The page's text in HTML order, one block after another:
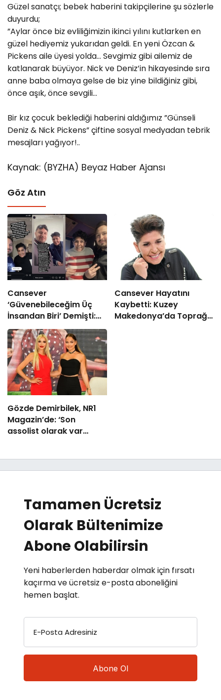
Güzel sanatçı; bebek haberini takipçilerine şu sözlerle
duyurdu;
”Aylar önce biz evliliğimizin ikinci yılını kutlarken en
güzel hediyemiz yukarıdan geldi. En yeni Özcan &
Pickens aile üyesi yolda… Sevgimiz gibi ailemiz de
katlanarak büyüyor. Nick ve Deniz’in hikayesinde sıra
anne baba olmaya gelse de biz yine bildiğiniz gibi,
önce aşık, önce sevgili…
Bir kız çocuk beklediği haberini aldığımız ”Günseli
Deniz & Nick Pickens” çiftine sosyal medyadan tebrik
mesajları yağıyor!..
Kaynak: (BYZHA) Beyaz Haber Ajansı
Göz Atın
Cansever
‘Güvenebileceğim Üç
İnsandan Biri’ Demişti:
Mahmut Görgen’den
Cansever’e Duygusal
Veda
Cansever Hayatını
Kaybetti: Kuzey
Makedonya’da Toprağa
Gözde Demirbilek, NR1
Magazin’de: ‘Son
assolist olarak var
Tamamen Ücretsiz
Olarak Bültenimize
Abone Olabilirsin
Yeni haberlerden haberdar olmak için fırsatı
kaçırma ve ücretsiz e-posta aboneliğini
hemen başlat.
E-Posta Adresiniz